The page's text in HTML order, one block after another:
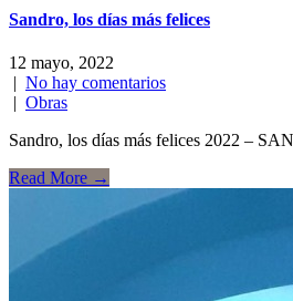
Sandro, los días más felices
12 mayo, 2022
| No hay comentarios
| Obras
Sandro, los días más felices 2022 –
Read More →